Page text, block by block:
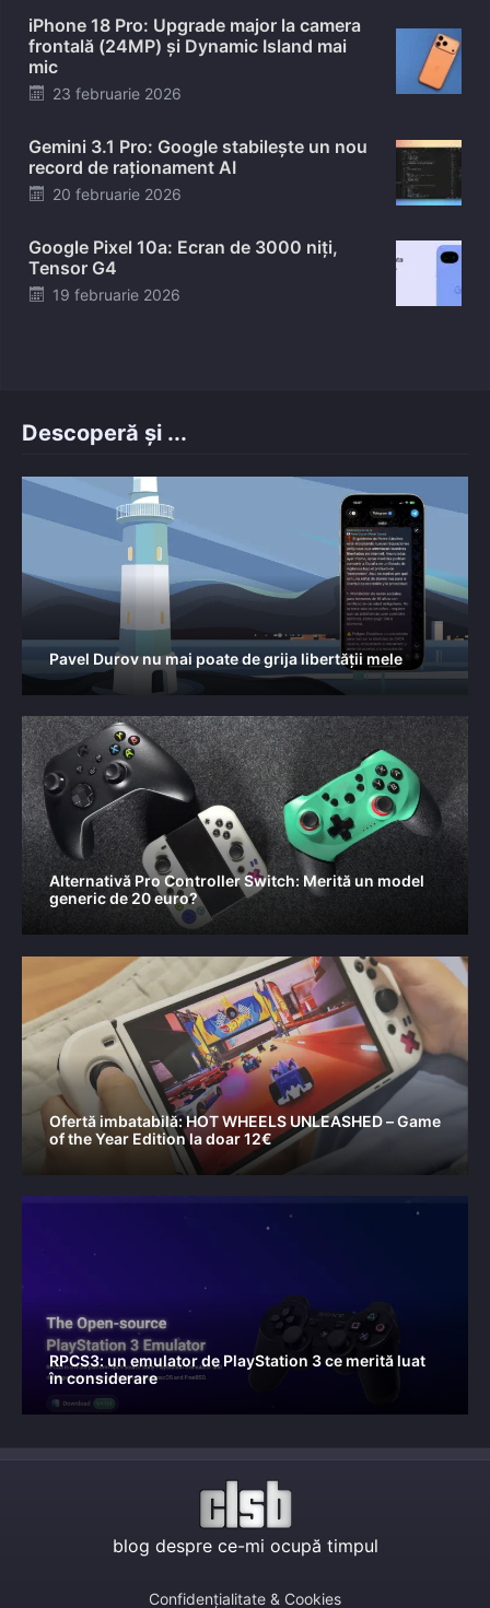
iPhone 18 Pro: Upgrade major la camera
frontală (24MP) și Dynamic Island mai
mic
Posted
23 februarie 2026
Gemini 3.1 Pro: Google stabilește un nou
record de raționament AI
Posted
20 februarie 2026
Google Pixel 10a: Ecran de 3000 niți,
Tensor G4
Posted
19 februarie 2026
Descoperă și ...
Pavel Durov nu mai poate de grija libertății mele
Alternativă Pro Controller Switch: Merită un model
generic de 20 euro?
Ofertă imbatabilă: HOT WHEELS UNLEASHED – Game
of the Year Edition la doar 12€
RPCS3: un emulator de PlayStation 3 ce merită luat
în considerare
blog despre ce-mi ocupă timpul
Confidențialitate & Cookies